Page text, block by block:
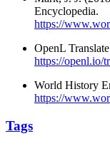
Encyclopedia.
https://
OpenL
https://openl.io/
World History
https://
Tags